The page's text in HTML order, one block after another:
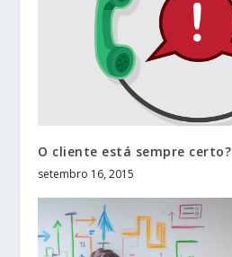
O cliente está sempre certo?
setembro 16, 2015